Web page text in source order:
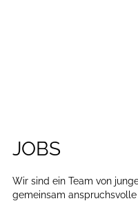
JOBS
Wir sind ein Team von
gemeinsam